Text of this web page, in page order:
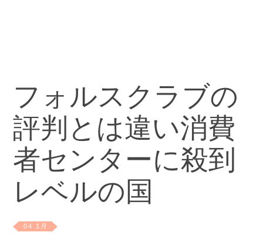
フォルスクラブの
評判とは違い消費
者センターに殺到
レベルの国
04 1月